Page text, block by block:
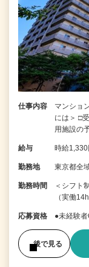
仕事内容
マンショ
には＞ □
用施設の
給与 時給
勤務地 東京都全
勤務時間
＜シフト
（実働
応募資格 ●未経験
後で見る